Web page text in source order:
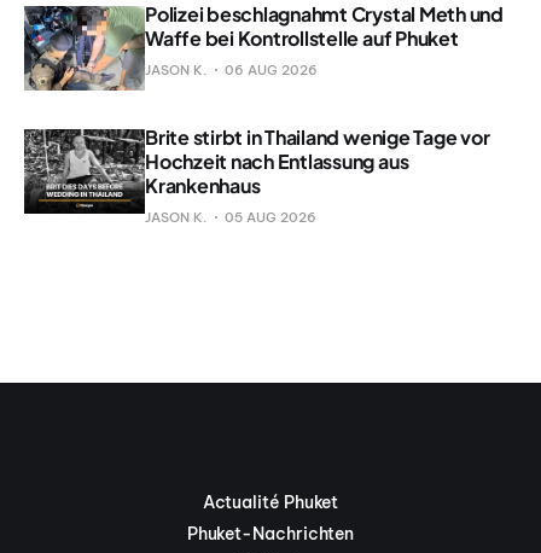
Polizei beschlagnahmt Crystal Meth und
Waffe bei Kontrollstelle auf Phuket
JASON K. 06 AUG 2026
Brite stirbt in Thailand wenige Tage vor
Hochzeit nach Entlassung aus
Krankenhaus
JASON K. 05 AUG 2026
Actualité Phuket
Phuket-Nachrichten